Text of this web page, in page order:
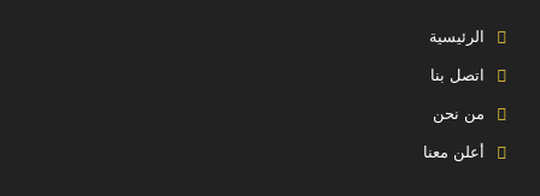
الرئيسية
اتصل بنا
من نحن
أعلن معنا